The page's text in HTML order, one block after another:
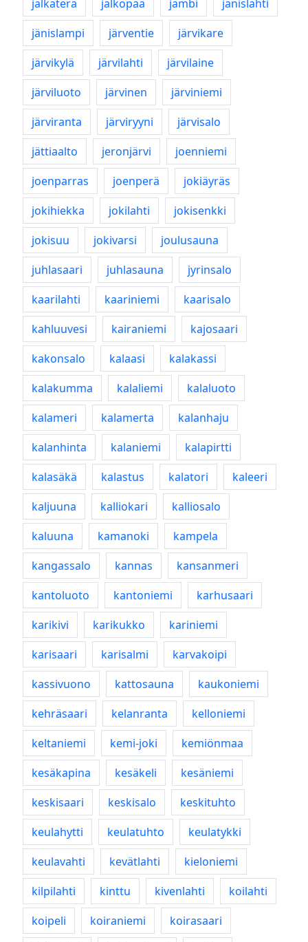
jalkaterä jalkopää jambi
jänislahti
jänislampi
järventie
järvikare
järvikylä
järvilahti
järvilaine
järviluoto
järvinen
järviniemi
järviranta
järviryyni
järvisalo
jättiaalto
jeronjärvi
joenniemi
joenparras
joenperä
jokiäyräs
jokihiekka
jokilahti
jokisenkki
jokisuu
jokivarsi
joulusauna
juhlasaari
juhlasauna
jyrinsalo
kaarilahti
kaariniemi
kaarisalo
kahluuvesi
kairaniemi
kajosaari
kakonsalo
kalaasi
kalakassi
kalakumma
kalaliemi
kalaluoto
kalameri
kalamerta
kalanhaju
kalanhinta
kalaniemi
kalapirtti
kalasäkä
kalastus kalatori
kaleeri
kaljuuna
kalliokari
kalliosalo
kaluuna
kamanoki
kampela
kangassalo
kannas
kansanmeri
kantoluoto
kantoniemi
karhusaari
karikivi
karikukko
kariniemi
karisaari
karisalmi
karvakoipi
kassivuono
kattosauna
kaukoniemi
kehräsaari
kelanranta
kelloniemi
keltaniemi
kemi-joki
kemiönmaa
kesäkapina
kesäkeli
kesäniemi
keskisaari
keskisalo
keskituhto
keulahytti
keulatuhto
keulatykki
keulavahti
kevätlahti
kieloniemi
kilpilahti
kinttu kivenlahti
koilahti
koipeli
koiraniemi
koirasaari